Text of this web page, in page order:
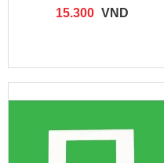
15.300 VND